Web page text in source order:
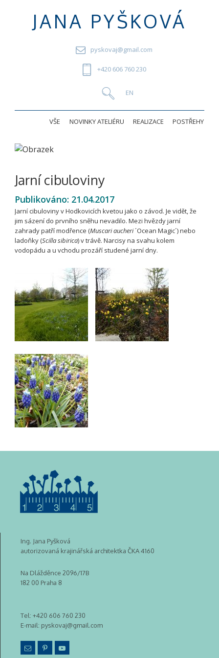
JANA PYŠKOVÁ
pyskovaj@gmail.com
+420 606 760 230
VŠE NOVINKY ATELIÉRU REALIZACE POSTŘEHY
Jarní cibuloviny
Publikováno: 21.04.2017
Jarní cibuloviny v Hodkovicích kvetou jako o závod. Je vidět, že
jim sázení do prvního sněhu nevadilo. Mezi hvězdy jarní
zahrady patří modřence (Muscari aucheri´Ocean Magic´) nebo
ladoňky (Scilla sibirica) v trávě. Narcisy na svahu kolem
vodopádu a u vchodu prozáří studené jarní dny.
Ing. Jana Pyšková
autorizovaná krajinářská architektka ČKA 4160
Na Dlážděnce 2096/17B
182 00 Praha 8
Tel: +420 606 760 230
E-mail: pyskovaj@gmail.com